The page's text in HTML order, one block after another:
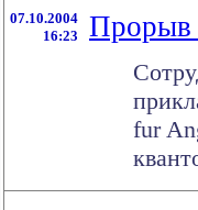
07.10.2004
16:23
Прорыв
fur